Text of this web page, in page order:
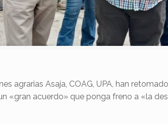
agrarias Asaja, COAG, UPA, han
«gran acuerdo» que ponga freno a «la